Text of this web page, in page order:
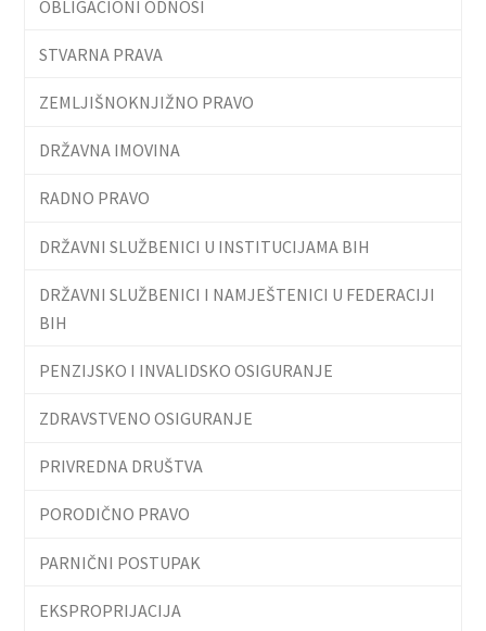
OBLIGACIONI ODNOSI
STVARNA PRAVA
ZEMLJIŠNOKNJIŽNO PRAVO
DRŽAVNA IMOVINA
RADNO PRAVO
DRŽAVNI SLUŽBENICI U INSTITUCIJAMA BIH
DRŽAVNI SLUŽBENICI I NAMJEŠTENICI U FEDERACIJI
BIH
PENZIJSKO I INVALIDSKO OSIGURANJE
ZDRAVSTVENO OSIGURANJE
PRIVREDNA DRUŠTVA
PORODIČNO PRAVO
PARNIČNI POSTUPAK
EKSPROPRIJACIJA